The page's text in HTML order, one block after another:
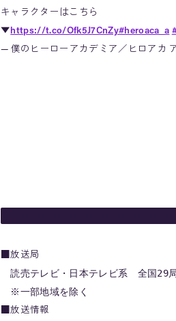
キャラクターはこちら
▼ https://t.co/Ofk5J7CnZy#heroaca_a
— 僕のヒーローアカデミア／ヒロアカ
■放送局
読売テレビ・日本テレビ系　全国29
※一部地域を除く
■放送情報